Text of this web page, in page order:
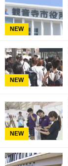
NEW
NEW
NEW